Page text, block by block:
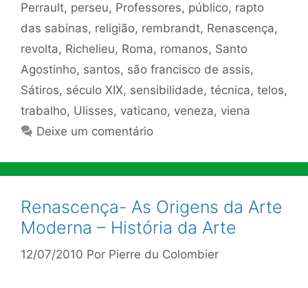
Perrault, perseu, Professores, público, rapto
das sabinas, religião, rembrandt, Renascença,
revolta, Richelieu, Roma, romanos, Santo
Agostinho, santos, são francisco de assis,
Sátiros, século XIX, sensibilidade, técnica, telos,
trabalho, Ulisses, vaticano, veneza, viena
Deixe um comentário
Renascença- As Origens da Arte
Moderna – História da Arte
12/07/2010 Por Pierre du Colombier